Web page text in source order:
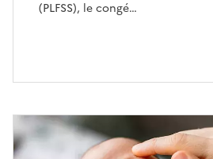
(PLFSS), le congé…